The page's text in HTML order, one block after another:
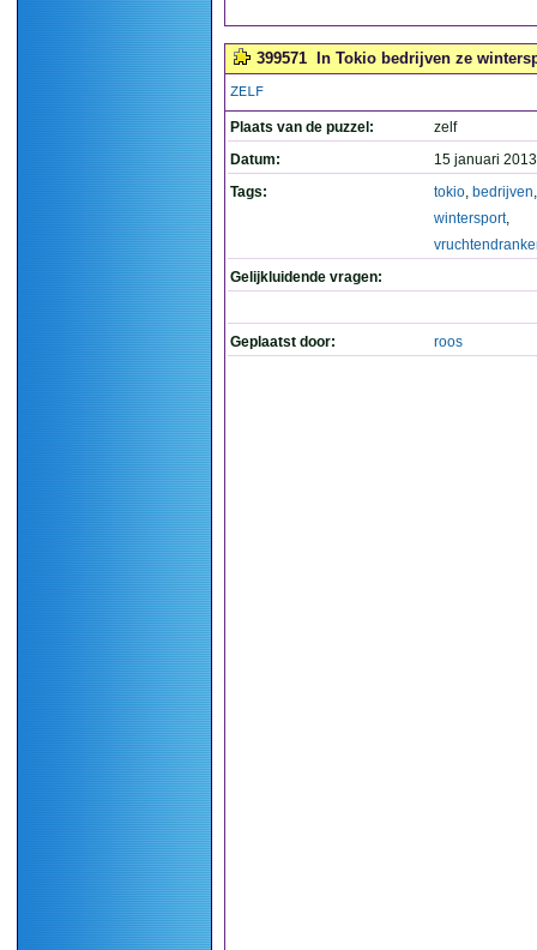
399571 In Tokio bedrijven ze
ZELF
Plaats van de puzzel:
zelf
Datum:
15 januari
Tags:
tokio, bedrijven,
wintersport,
Gelijkluidende vragen:
Geplaatst door: roos